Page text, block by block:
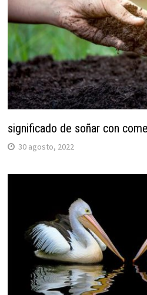
significado de soñar con
30 agosto, 2022